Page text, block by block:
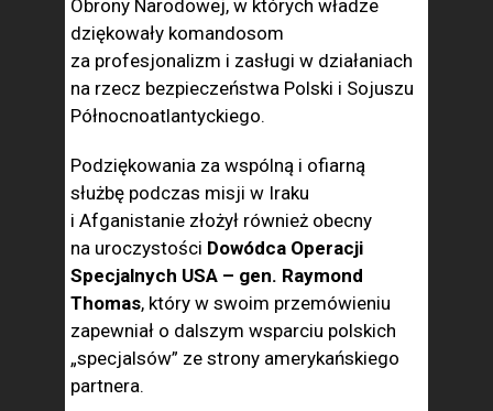
Obrony Narodowej, w których władze
dziękowały komandosom
za profesjonalizm i zasługi w działaniach
na rzecz bezpieczeństwa Polski i Sojuszu
Północnoatlantyckiego.
Podziękowania za wspólną i ofiarną
służbę podczas misji w Iraku
i Afganistanie złożył również obecny
na uroczystości Dowódca Operacji
Specjalnych USA – gen. Raymond
Thomas, który w swoim przemówieniu
zapewniał o dalszym wsparciu polskich
„specjalsów” ze strony amerykańskiego
partnera.